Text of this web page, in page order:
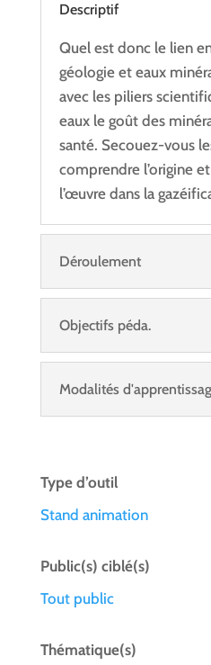
Descriptif
Quel est donc le lien
géologie et eaux
avec les piliers
eaux le goût des
santé. Secouez-vous
comprendre l’origine
l’œuvre dans la
Déroulement
Objectifs péda.
Modalités
Type d’outil
Stand animation
Public(s) ciblé(s)
Tout public
Thématique(s)